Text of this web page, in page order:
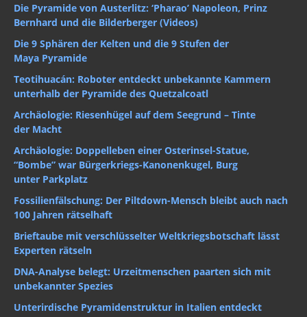
Die Pyramide von Austerlitz: ‘Pharao’ Napoleon, Prinz
Bernhard und die Bilderberger (Videos)
Die 9 Sphären der Kelten und die 9 Stufen der
Maya Pyramide
Teotihuacán: Roboter entdeckt unbekannte Kammern
unterhalb der Pyramide des Quetzalcoatl
Archäologie: Riesenhügel auf dem Seegrund – Tinte
der Macht
Archäologie: Doppelleben einer Osterinsel-Statue,
“Bombe” war Bürgerkriegs-Kanonenkugel, Burg
unter Parkplatz
Fossilienfälschung: Der Piltdown-Mensch bleibt auch nach
100 Jahren rätselhaft
Brieftaube mit verschlüsselter Weltkriegsbotschaft lässt
Experten rätseln
DNA-Analyse belegt: Urzeitmenschen paarten sich mit
unbekannter Spezies
Unterirdische Pyramidenstruktur in Italien entdeckt